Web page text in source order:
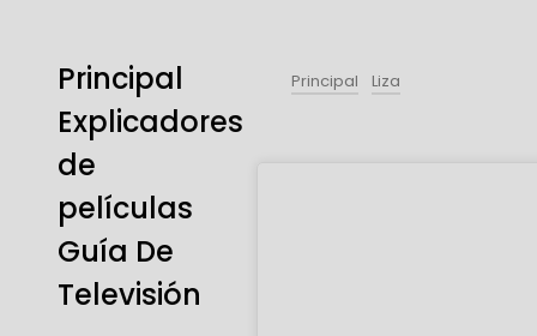
Principal
Explicadores
de
películas
Guía De
Televisión
Principal Liza